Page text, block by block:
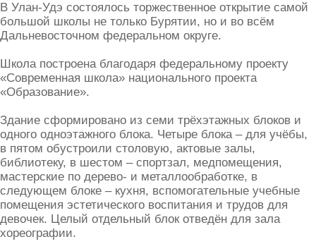
В Улан-Удэ состоялось торжественное открытие самой
большой школы не только Бурятии, но и во всём
Дальневосточном федеральном округе.
Школа построена благодаря федеральному проекту
«Современная школа» национального проекта
«Образование».
Здание сформировано из семи трёхэтажных блоков и
одного одноэтажного блока. Четыре блока – для учёбы,
в пятом обустроили столовую, актовые залы,
библиотеку, в шестом – спортзал, медпомещения,
мастерские по дерево- и металлообработке, в
следующем блоке – кухня, вспомогательные учебные
помещения эстетического воспитания и трудов для
девочек. Целый отдельный блок отведён для зала
хореографии.